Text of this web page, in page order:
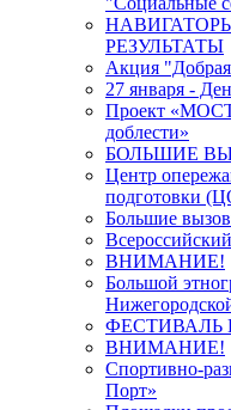
РЕЗУЛЬТАТЫ
Акция
27 января -
Проект
доблести»
БОЛЬШИЕ
Центр
подготовки
Большие
ВНИМАНИЕ!
Большой
ФЕСТИВАЛЬ
ВНИМАНИЕ!
Спортивно-
Порт»